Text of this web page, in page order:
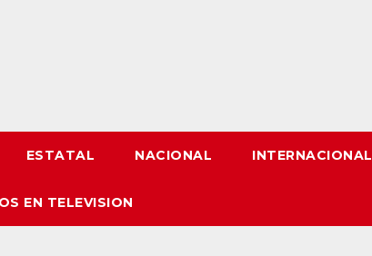
ESTATAL NACIONAL INTERNACIONAL
EN TELEVISION